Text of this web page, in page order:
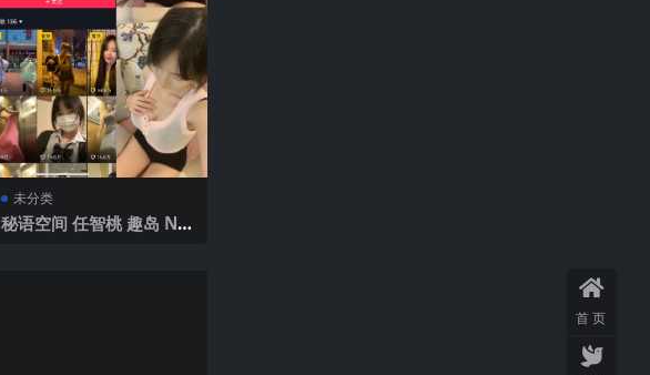
未分类
秘语空间 任智桃 趣岛 NO.
首页